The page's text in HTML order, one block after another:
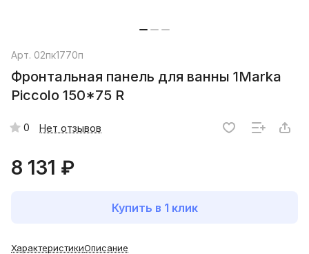
Арт. 02пк1770п
Фронтальная панель для ванны 1Marka
Piccolo 150*75 R
0 Нет отзывов
8 131 ₽
Купить в 1 клик
ХарактеристикиОписание